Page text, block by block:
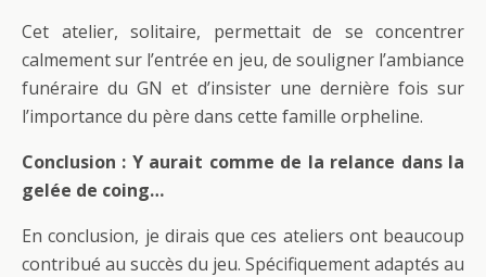
Cet atelier, solitaire, permettait de se concentrer
calmement sur l’entrée en jeu, de souligner l’ambiance
funéraire du GN et d’insister une dernière fois sur
l’importance du père dans cette famille orpheline.
Conclusion : Y aurait comme de la relance dans la
gelée de coing…
En conclusion, je dirais que ces ateliers ont beaucoup
contribué au succès du jeu. Spécifiquement adaptés au